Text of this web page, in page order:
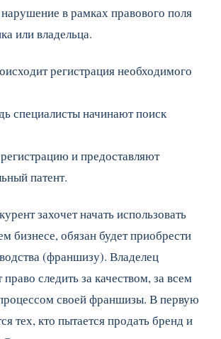
в рамках правового поля
или владельца.
регистрация необходимого
специалисты начинают поиск
и предоставляют
патент.
захочет начать использовать
бизнесе, обязан будет приобрести
(франшизу). Владелец
следить за качеством, за всем
своей франшизы. В первую
тех, кто пытается продать бренд и